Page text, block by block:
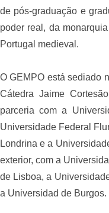
de pós-graduação e
poder real, da
Portugal medieval.
O GEMPO está sediado
Cátedra Jaime
parceria com a
Universidade Federal
Londrina e a
exterior, com a
de Lisboa, a
a Universidad de Burgos.